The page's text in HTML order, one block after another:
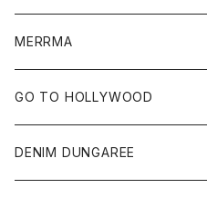
MERRMA
GO TO HOLLYWOOD
DENIM DUNGAREE